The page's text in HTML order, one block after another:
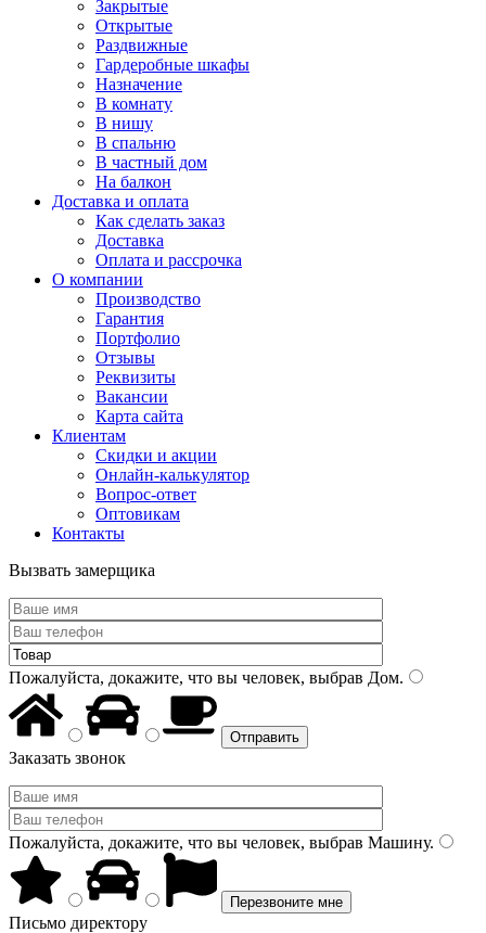
Закрытые
Открытые
Раздвижные
Гардеробные шкафы
Назначение
В комнату
В нишу
В спальню
В частный дом
На балкон
Доставка и оплата
Как сделать заказ
Доставка
Оплата и рассрочка
О компании
Производство
Гарантия
Портфолио
Отзывы
Реквизиты
Вакансии
Карта сайта
Клиентам
Скидки и акции
Онлайн-калькулятор
Вопрос-ответ
Оптовикам
Контакты
Вызвать замерщика
Пожалуйста, докажите, что вы человек, выбрав Дом.
Заказать звонок
Пожалуйста, докажите, что вы человек, выбрав Машину.
Письмо директору